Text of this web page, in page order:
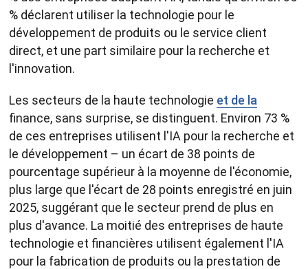
% déclarent utiliser la technologie pour le
développement de produits ou le service client
direct, et une part similaire pour la recherche et
l'innovation.
Les secteurs de la haute technologie et de la
finance, sans surprise, se distinguent. Environ 73 %
de ces entreprises utilisent l'IA pour la recherche et
le développement – un écart de 38 points de
pourcentage supérieur à la moyenne de l'économie,
plus large que l'écart de 28 points enregistré en juin
2025, suggérant que le secteur prend de plus en
plus d'avance. La moitié des entreprises de haute
technologie et financières utilisent également l'IA
pour la fabrication de produits ou la prestation de